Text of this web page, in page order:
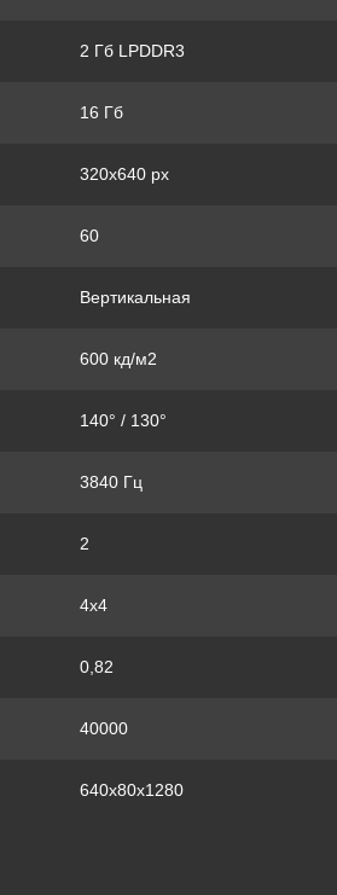
2 Гб LPDDR3
16 Гб
320x640 px
60
Вертикальная
600 кд/м2
140° / 130°
3840 Гц
2
4x4
0,82
40000
640х80х1280